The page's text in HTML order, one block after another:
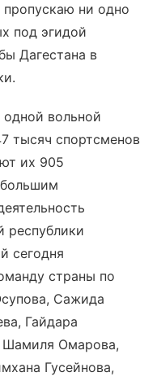
ни одно
под эгидой
Дагестана в
вольной
тысяч спортсменов
их 905
республики
сегодня
страны по
Сажида
Гайдара
Шамиля Омарова,
Гусейнова,